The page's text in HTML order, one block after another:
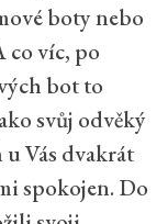
boty nebo
co víc, po
bot to
svůj odvěký
Vás dvakrát
spokojen. Do